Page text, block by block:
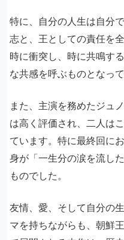
特に、自分の人生は自分
志と、王としての責任を
時に衝突し、時に共鳴す
な共感を呼ぶものとなって
また、主演を務めたジュ
は高く評価され、二人は
ています。特に最終回に
身が「一生分の涙を流し
ものでした。
友情、愛、そして自分の
マを持ちながらも、朝鮮